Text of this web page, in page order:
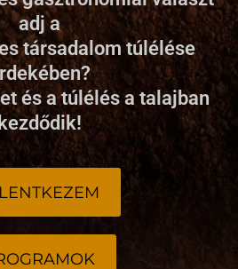
adj a
társadalom túlélése
és a túlélés a talajban